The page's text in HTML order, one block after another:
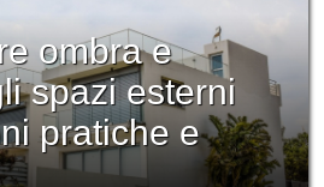
ombra e
spazi esterni
pratiche e